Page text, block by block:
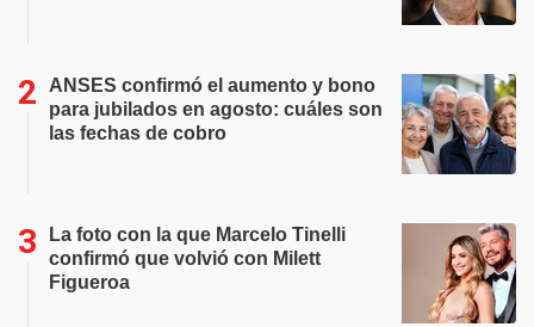
ANSES confirmó el aumento y bono
para jubilados en agosto: cuáles son
las fechas de cobro
La foto con la que Marcelo Tinelli
confirmó que volvió con Milett
Figueroa